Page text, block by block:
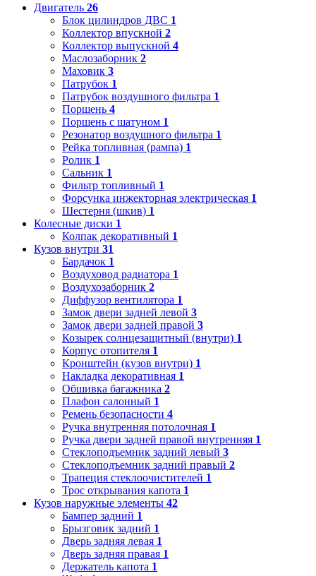
Двигатель 26
Блок цилиндров ДВС 1
Коллектор впускной 2
Коллектор выпускной 4
Маслозаборник 2
Маховик 3
Патрубок 1
Патрубок воздушного фильтра 1
Поршень 4
Поршень с шатуном 1
Резонатор воздушного фильтра 1
Рейка топливная (рампа) 1
Ролик 1
Сальник 1
Фильтр топливный 1
Форсунка инжекторная электрическая 1
Шестерня (шкив) 1
Колесные диски 1
Колпак декоративный 1
Кузов внутри 31
Бардачок 1
Воздуховод радиатора 1
Воздухозаборник 2
Диффузор вентилятора 1
Замок двери задней левой 3
Замок двери задней правой 3
Козырек солнцезащитный (внутри) 1
Корпус отопителя 1
Кронштейн (кузов внутри) 1
Накладка декоративная 1
Обшивка багажника 2
Плафон салонный 1
Ремень безопасности 4
Ручка внутренняя потолочная 1
Ручка двери задней правой внутренняя 1
Стеклоподъемник задний левый 3
Стеклоподъемник задний правый 2
Трапеция стеклоочистителей 1
Трос открывания капота 1
Кузов наружные элементы 42
Бампер задний 1
Брызговик задний 1
Дверь задняя левая 1
Дверь задняя правая 1
Держатель капота 1